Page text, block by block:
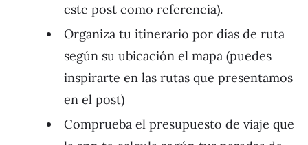
este post como referencia).
Organiza tu itinerario por días de ruta
según su ubicación el mapa (puedes
inspirarte en las rutas que presentamos
en el post)
Comprueba el presupuesto de viaje que